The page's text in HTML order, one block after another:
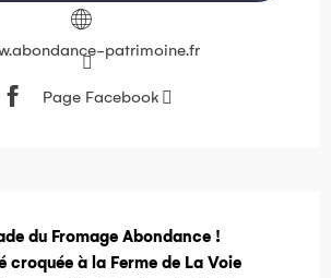
patrimoine.fr
Page Facebook
du Fromage Abondance !
croquée à la Ferme de La Voie